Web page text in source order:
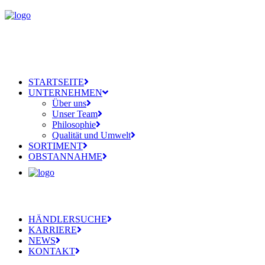
STARTSEITE
UNTERNEHMEN
Über uns
Unser Team
Philosophie
Qualität und Umwelt
SORTIMENT
OBSTANNAHME
HÄNDLERSUCHE
KARRIERE
NEWS
KONTAKT